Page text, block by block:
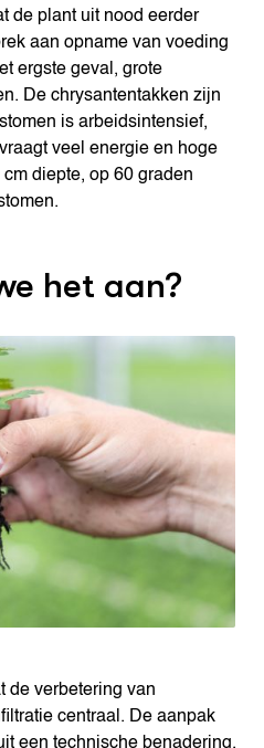
de plant uit nood eerder
aan opname van voeding
ergste geval, grote
De chrysantentakken zijn
is arbeidsintensief,
veel energie en hoge
diepte, op 60 graden
het aan?
de verbetering van
centraal. De aanpak
een technische benadering,